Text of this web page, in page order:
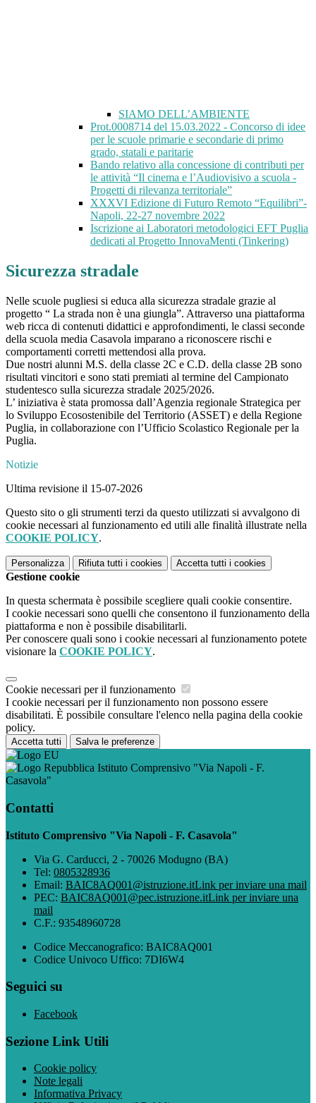
SIAMO DELL’AMBIENTE
Prot.0008714 del 15.03.2022 - Concorso di idee
per le scuole primarie e secondarie di primo
grado, statali e paritarie
Bando relativo alla concessione di contributi per
le attività “Il cinema e l’Audiovisivo a scuola -
Progetti di rilevanza territoriale”
XXXVI Edizione di Futuro Remoto “Equilibri”-
Napoli, 22-27 novembre 2022
Iscrizione ai Laboratori metodologici EFT Puglia
dedicati al Progetto InnovaMenti (Tinkering)
Sicurezza stradale
Nelle scuole pugliesi si educa alla sicurezza stradale grazie al
progetto “ La strada non è una giungla”. Attraverso una piattaforma
web ricca di contenuti didattici e approfondimenti, le classi seconde
della scuola media Casavola imparano a riconoscere rischi e
comportamenti corretti mettendosi alla prova.
Due nostri alunni M.S. della classe 2C e C.D. della classe 2B sono
risultati vincitori e sono stati premiati al termine del Campionato
studentesco sulla sicurezza stradale 2025/2026.
L’ iniziativa è stata promossa dall’Agenzia regionale Strategica per
lo Sviluppo Ecosostenibile del Territorio (ASSET) e della Regione
Puglia, in collaborazione con l’Ufficio Scolastico Regionale per la
Puglia.
Notizie
Ultima revisione il 15-07-2026
Questo sito o gli strumenti terzi da questo utilizzati si avvalgono di
cookie necessari al funzionamento ed utili alle finalità illustrate nella
COOKIE POLICY.
Personalizza Rifiuta tutti i cookies Accetta tutti i cookies
Gestione cookie
In questa schermata è possibile scegliere quali cookie consentire.
I cookie necessari sono quelli che consentono il funzionamento della
piattaforma e non è possibile disabilitarli.
Per conoscere quali sono i cookie necessari al funzionamento potete
visionare la COOKIE POLICY.
Cookie necessari per il funzionamento
I cookie necessari per il funzionamento non possono essere
disabilitati. È possibile consultare l'elenco nella pagina della cookie
policy.
Accetta tutti Salva le preferenze
Istituto Comprensivo "Via Napoli - F.
Casavola"
Contatti
Istituto Comprensivo "Via Napoli - F. Casavola"
Via G. Carducci, 2 - 70026 Modugno (BA)
Tel: 0805328936
Email: BAIC8AQ001@istruzione.itLink per inviare una mail
PEC: BAIC8AQ001@pec.istruzione.itLink per inviare una
mail
C.F.: 93548960728
Codice Meccanografico: BAIC8AQ001
Codice Univoco Uffico: 7DI6W4
Seguici su
Facebook
Sezione Link Utili
Cookie policy
Note legali
Informativa Privacy